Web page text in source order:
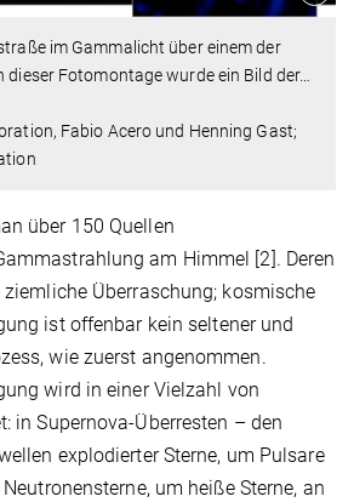
im Gammalicht über einem der
dieser Fotomontage wurde ein Bild der…
Fabio Acero und Henning Gast;
über 150 Quellen
am Himmel [2]. Deren
Überraschung; kosmische
ist offenbar kein seltener und
wie zuerst angenommen.
wird in einer Vielzahl von
in Supernova-Überresten – den
explodierter Sterne, um Pulsare
um heiße Sterne, an